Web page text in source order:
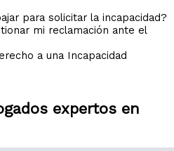
para solicitar la incapacidad?
mi reclamación ante el
a una Incapacidad
expertos en